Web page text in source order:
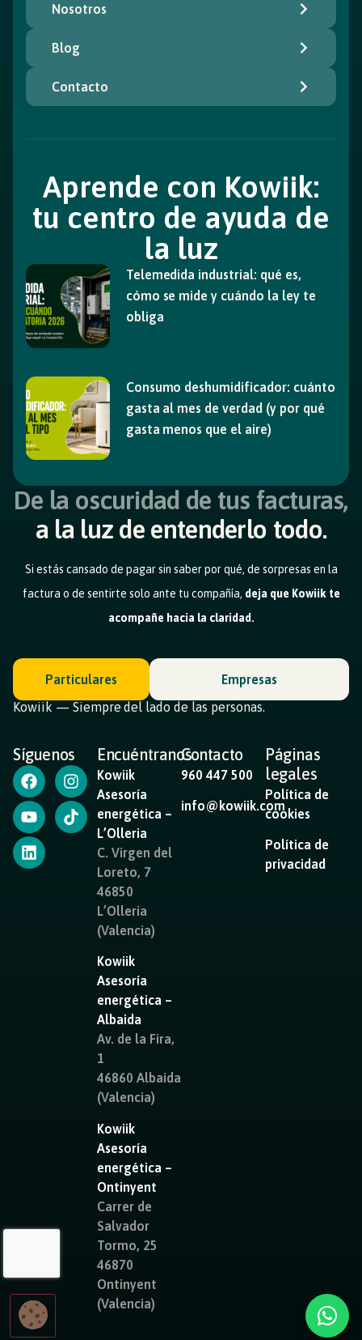
Nosotros
Blog
Contacto
Aprende con Kowiik:
tu centro de ayuda de
la luz
Telemedida industrial: qué es,
cómo se mide y cuándo la ley te
obliga
Consumo deshumidificador: cuánto
gasta al mes de verdad (y por qué
gasta menos que el aire)
De la oscuridad de tus facturas,
a la luz de entenderlo todo.
Si estás cansado de pagar sin saber por qué, de sorpresas en la
factura o de sentirte solo ante tu compañía, deja que Kowiik te
acompañe hacia la claridad.
Particulares
Empresas
Kowiik — Siempre del lado de las personas.
Síguenos Encuéntranos
Kowiik
Asesoría
energética –
L’Olleria
C. Virgen del
Loreto, 7
46850
L’Olleria
(Valencia)
Kowiik
Asesoría
energética –
Albaida
Av. de la Fira,
1
46860 Albaida
(Valencia)
Kowiik
Asesoría
energética –
Ontinyent
Carrer de
Salvador
Tormo, 25
46870
Ontinyent
(Valencia)
Contacto
960 447 500
info@kowiik.com
Páginas
legales
Política de
cookies
Política de
privacidad